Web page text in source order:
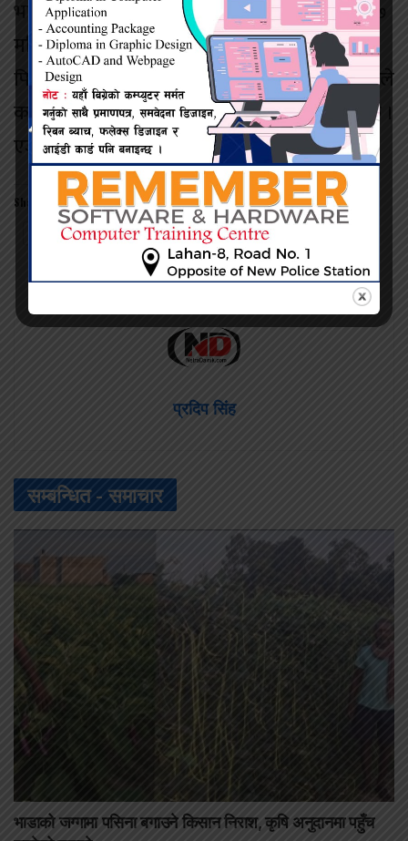
भारतले अक्टोबरमा आयोजना गर्ने तयारी गरेको यू-१७
महिला विश्वकप पनि अब अन्यत्र सर्ने भएको छ ।
फिफाका अनुसार अब एआईएफएफमा आफ्नै कमिटीले
कार्यसम्पादन सुरू गरेपछि मात्र प्रतिबन्ध फुकुवा हुनेछ ।
एजेन्सी
Share this:
Twitter Facebook
प्रदिप सिंह
सम्बन्धित - समाचार
भाडाको जग्गामा पसिना बगाउने किसान निराश, कृषि अनुदानमा पहुँच